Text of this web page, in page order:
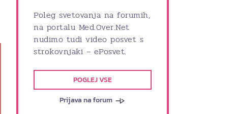
Poleg svetovanja na forumih,
na portalu Med.Over.Net
nudimo tudi video posvet s
strokovnjaki – ePosvet.
POGLEJ VSE
Prijava na forum